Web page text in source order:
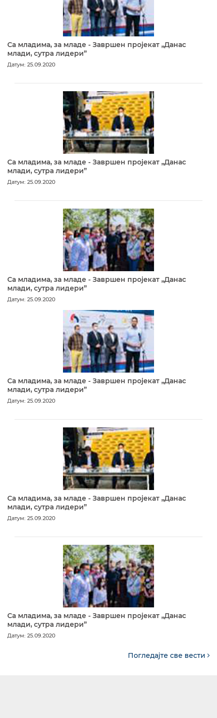
Са младима, за младе - Завршен пројекат „Данас
млади, сутра лидери”
Датум: 25.09.2020
Са младима, за младе - Завршен пројекат „Данас
млади, сутра лидери”
Датум: 25.09.2020
Са младима, за младе - Завршен пројекат „Данас
млади, сутра лидери”
Датум: 25.09.2020
Са младима, за младе - Завршен пројекат „Данас
млади, сутра лидери”
Датум: 25.09.2020
Са младима, за младе - Завршен пројекат „Данас
млади, сутра лидери”
Датум: 25.09.2020
Са младима, за младе - Завршен пројекат „Данас
млади, сутра лидери”
Датум: 25.09.2020
Погледајте све вести